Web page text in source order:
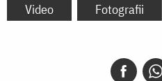
Video Fotografii